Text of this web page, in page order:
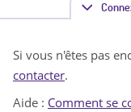
Si vous n'êtes pas
contacter.
Aide : Comment se